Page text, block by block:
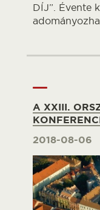
DÍJ”. Évente
A XXIII.
2018-08-06